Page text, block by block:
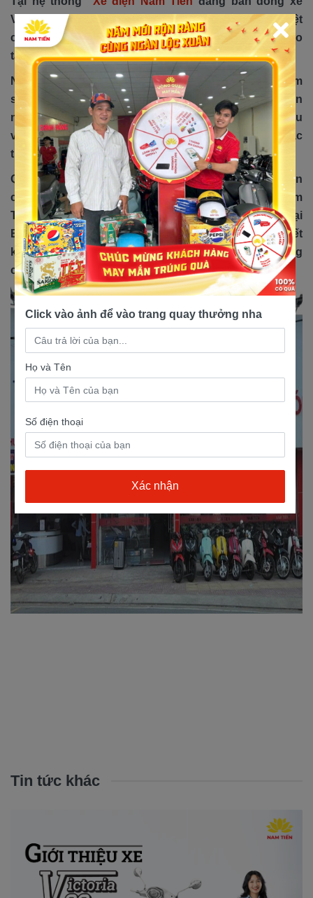
Victoria Sirius với mức giá chỉ 14,7 triệu đồng. Đặc biệt
còn đang có chương trình giảm giá 500,000 vnđ cho
tất cả các dòng xe thuộc hãng Victoria
Ngoài mức giá hợp lý, cửa hàng còn có đội ngũ chăm
sóc, bảo dưỡng xe sau khi mua tận tình, chuyên
nghiệp. Tất cả của hàng thuộc hệ thống đều có khu
vực sửa chữa, thay thế linh kiện chính hãng với các
trang thiết bị hiện đại nhất.
Qua những thông tin mà chúng tôi cung cấp, bạn còn
chần chờ gì nữa mà không ghé ngay hệ thống Nam
Tiến hiện có 3 chi nhánh tại TP HCM và 1 chi nhánh tại
Bình Dương để sở hữu ngay một chiếc xe vừa tiết
kiệm xăng vừa nhỏ gọn và dễ dàng sử dụng mà không
cần bằng lái !
Tin tức khác
Click vào ảnh để vào trang quay thưởng nha
Họ và Tên
Số điện thoại